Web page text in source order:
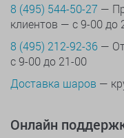
8 (495) 544-50-27 —
клиентов — с 9-00 до
8 (495) 212-92-36 —
с 9-00 до 21-00
Доставка шаров —
Онлайн